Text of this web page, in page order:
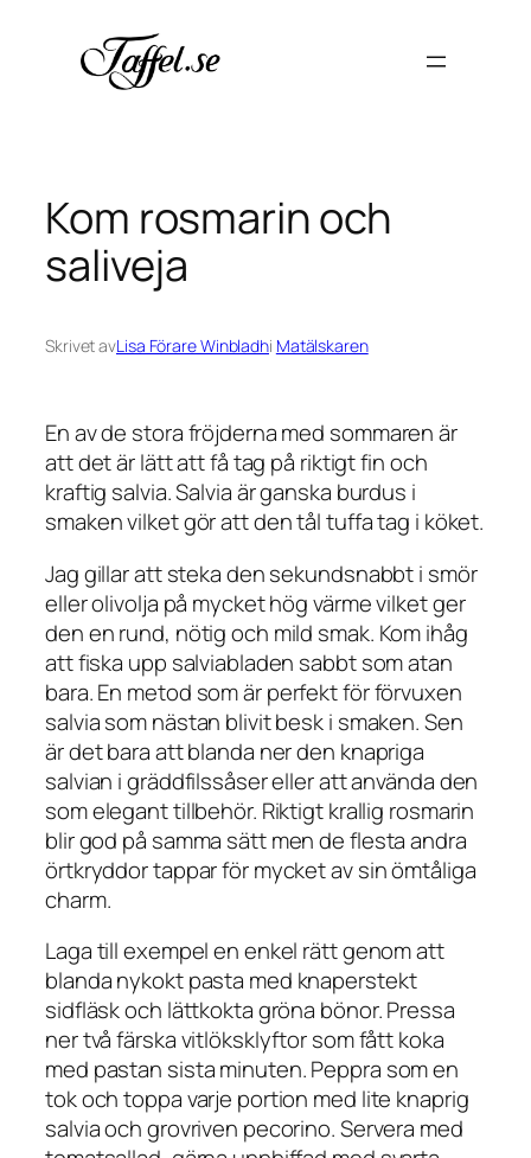
innehåll
Kom rosmarin och
saliveja
Skrivet avLisa Förare Winbladhi Matälskaren
En av de stora fröjderna med sommaren är
att det är lätt att få tag på riktigt fin och
kraftig salvia. Salvia är ganska burdus i
smaken vilket gör att den tål tuffa tag i köket.
Jag gillar att steka den sekundsnabbt i smör
eller olivolja på mycket hög värme vilket ger
den en rund, nötig och mild smak. Kom ihåg
att fiska upp salviabladen sabbt som atan
bara. En metod som är perfekt för förvuxen
salvia som nästan blivit besk i smaken. Sen
är det bara att blanda ner den knapriga
salvian i gräddfilssåser eller att använda den
som elegant tillbehör. Riktigt krallig rosmarin
blir god på samma sätt men de flesta andra
örtkryddor tappar för mycket av sin ömtåliga
charm.
Laga till exempel en enkel rätt genom att
blanda nykokt pasta med knaperstekt
sidfläsk och lättkokta gröna bönor. Pressa
ner två färska vitlöksklyftor som fått koka
med pastan sista minuten. Peppra som en
tok och toppa varje portion med lite knaprig
salvia och grovriven pecorino. Servera med